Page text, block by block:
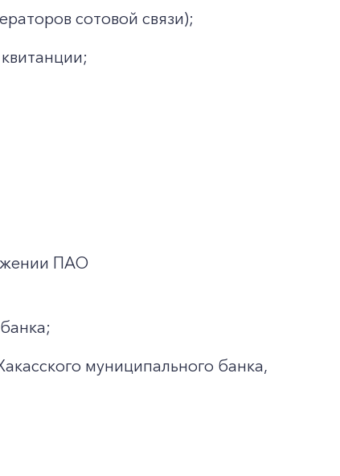
сотовой связи);
ПАО
муниципального банка,